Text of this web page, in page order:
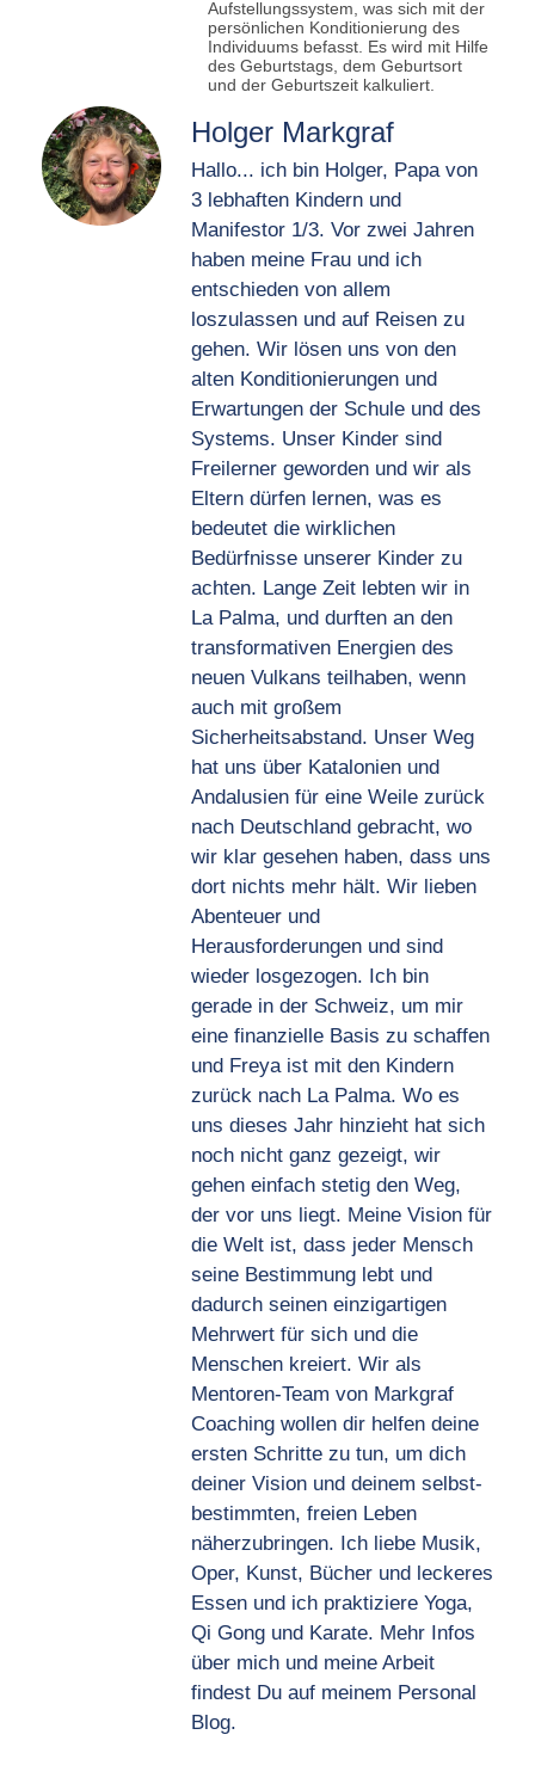
Aufstellungssystem, was sich mit der
persönlichen Konditionierung des
Individuums befasst. Es wird mit Hilfe
des Geburtstags, dem Geburtsort
und der Geburtszeit kalkuliert.
Holger Markgraf
Hallo... ich bin Holger, Papa von
3 lebhaften Kindern und
Manifestor 1/3. Vor zwei Jahren
haben meine Frau und ich
entschieden von allem
loszulassen und auf Reisen zu
gehen. Wir lösen uns von den
alten Konditionierungen und
Erwartungen der Schule und des
Systems. Unser Kinder sind
Freilerner geworden und wir als
Eltern dürfen lernen, was es
bedeutet die wirklichen
Bedürfnisse unserer Kinder zu
achten. Lange Zeit lebten wir in
La Palma, und durften an den
transformativen Energien des
neuen Vulkans teilhaben, wenn
auch mit großem
Sicherheitsabstand. Unser Weg
hat uns über Katalonien und
Andalusien für eine Weile zurück
nach Deutschland gebracht, wo
wir klar gesehen haben, dass uns
dort nichts mehr hält. Wir lieben
Abenteuer und
Herausforderungen und sind
wieder losgezogen. Ich bin
gerade in der Schweiz, um mir
eine finanzielle Basis zu schaffen
und Freya ist mit den Kindern
zurück nach La Palma. Wo es
uns dieses Jahr hinzieht hat sich
noch nicht ganz gezeigt, wir
gehen einfach stetig den Weg,
der vor uns liegt. Meine Vision für
die Welt ist, dass jeder Mensch
seine Bestimmung lebt und
dadurch seinen einzigartigen
Mehrwert für sich und die
Menschen kreiert. Wir als
Mentoren-Team von Markgraf
Coaching wollen dir helfen deine
ersten Schritte zu tun, um dich
deiner Vision und deinem selbst-
bestimmten, freien Leben
näherzubringen. Ich liebe Musik,
Oper, Kunst, Bücher und leckeres
Essen und ich praktiziere Yoga,
Qi Gong und Karate. Mehr Infos
über mich und meine Arbeit
findest Du auf meinem Personal
Blog.